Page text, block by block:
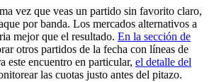
vez que veas un partido sin favorito claro,
por banda. Los mercados alternativos a
mejor que el resultado. En la sección de
otros partidos de la fecha con líneas de
este encuentro en particular, el detalle del
las cuotas justo antes del pitazo.